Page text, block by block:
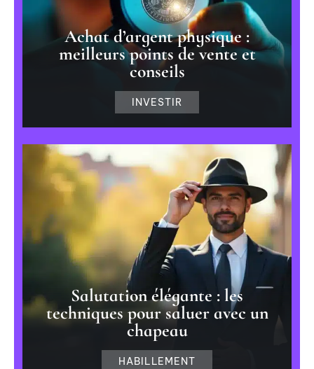
Achat d’argent physique :
meilleurs points de vente et
conseils
INVESTIR
Salutation élégante : les
techniques pour saluer avec un
chapeau
HABILLEMENT